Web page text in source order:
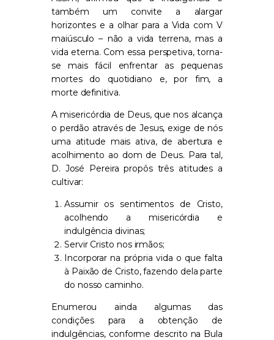
também um convite a alargar
horizontes e a olhar para a Vida com V
maiúsculo – não a vida terrena, mas a
vida eterna. Com essa perspetiva, torna-
se mais fácil enfrentar as pequenas
mortes do quotidiano e, por fim, a
morte definitiva.
A misericórdia de Deus, que nos alcança
o perdão através de Jesus, exige de nós
uma atitude mais ativa, de abertura e
acolhimento ao dom de Deus. Para tal,
D. José Pereira propôs três atitudes a
cultivar:
Assumir os sentimentos de Cristo,
acolhendo a misericórdia e
indulgência divinas;
Servir Cristo nos irmãos;
Incorporar na própria vida o que falta
à Paixão de Cristo, fazendo dela parte
do nosso caminho.
Enumerou ainda algumas das
condições para a obtenção de
indulgências, conforme descrito na Bula